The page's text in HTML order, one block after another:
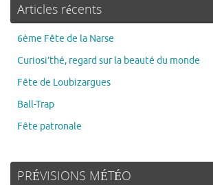
Articles récents
6ème Fête de la Narse
Curiosi’thé, regard sur la beauté du monde
Fête de Loubizargues
Ball-Trap
Fête patronale
PRÉVISIONS MÉTÉO